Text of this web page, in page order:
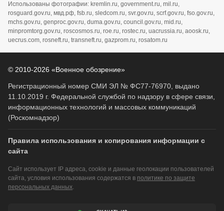
Использованы фотографии: kremlin.ru, government.ru, mil.ru,
rosguard.gov.ru, мвд.рф, fsb.ru, sledcom.ru, svr.gov.ru, scrf.gov.ru, fso.gov.ru,
mchs.gov.ru, genproc.gov.ru, duma.gov.ru, council.gov.ru, mid.ru,
minpromtorg.gov.ru, roscosmos.ru, roe.ru, rostec.ru, uacrussia.ru, aoosk.ru,
uecrus.com, rosneft.ru, transneft.ru, gazprom.ru, rosatom.ru
© 2010-2026 «Военное обозрение»
Регистрационный номер СМИ ЭЛ № ФС77-76970, выдано
11.10.2019 г. Федеральной службой по надзору в сфере связи,
информационных технологий и массовых коммуникаций
(Роскомнадзор)
Правила использования и копирования информации с
сайта
Сайт использует IP адреса, cookie и данные геолокации пользователей
сайта, условия использования содержатся в политике по защите
персональных данных.